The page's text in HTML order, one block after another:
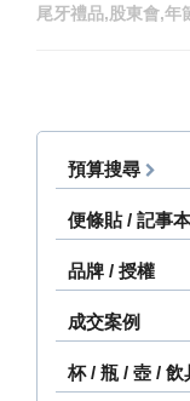
尾牙禮品,股東會,年
預算搜尋
便條貼 / 記事本
品牌 / 授權
成交案例
杯 / 瓶 / 壺 / 飲